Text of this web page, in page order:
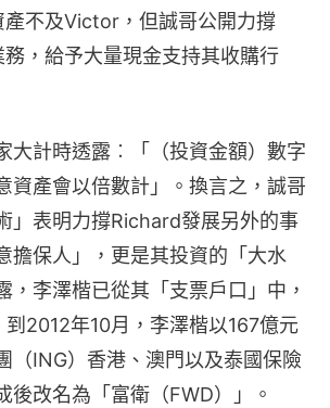
不及Victor，但誠哥公開力撐
，給予大量現金支持其收購行
大計時透露︰「（投資金額）數字
資產會以倍數計」。換言之，誠哥
」表明力撐Richard發展另外的事
擔保人」，更是其投資的「大水
，李澤楷已從其「支票戶口」中，
2012年10月，李澤楷以167億元
（ING）香港、澳門以及泰國保險
後改名為「富衛（FWD）」。